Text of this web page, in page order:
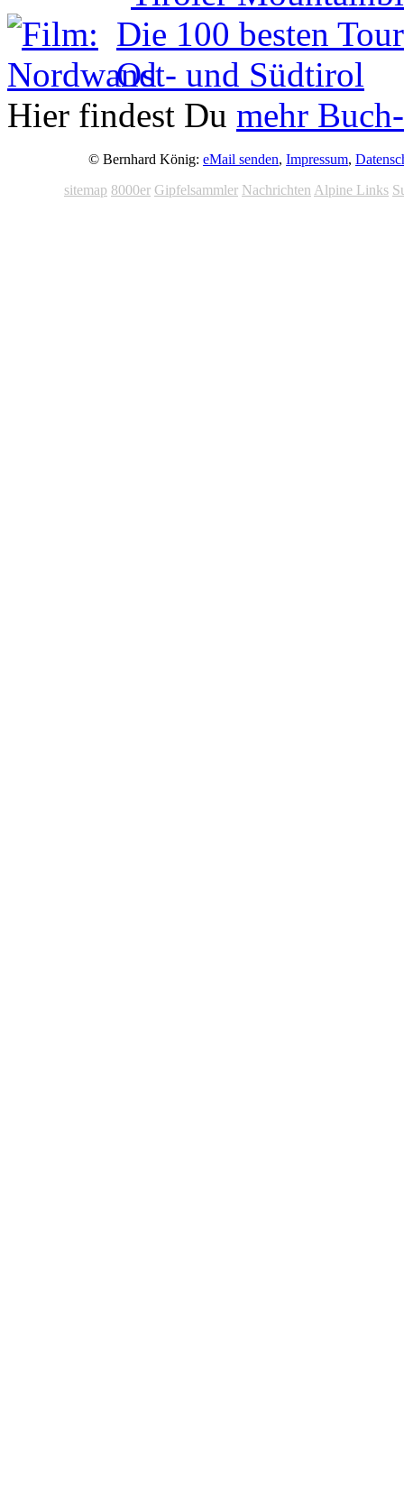
Hier findest Du mehr
© Bernhard König: eMail senden, Impressum,
sitemap 8000er Gipfelsammler Nachrichten Alpine Links